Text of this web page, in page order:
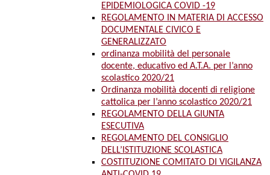
EPIDEMIOLOGICA COVID -19
REGOLAMENTO IN MATERIA DI ACCESSO
DOCUMENTALE CIVICO E
GENERALIZZATO
ordinanza mobilità del personale
docente, educativo ed A.T.A. per l’anno
scolastico 2020/21
Ordinanza mobilità docenti di religione
cattolica per l’anno scolastico 2020/21
REGOLAMENTO DELLA GIUNTA
ESECUTIVA
REGOLAMENTO DEL CONSIGLIO
DELL’ISTITUZIONE SCOLASTICA
COSTITUZIONE COMITATO DI VIGILANZA